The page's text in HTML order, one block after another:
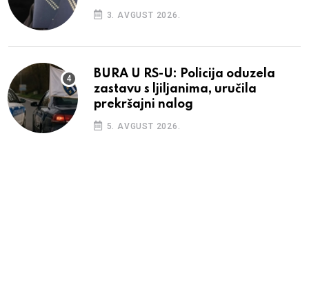
3. AVGUST 2026.
BURA U RS-U: Policija oduzela
zastavu s ljiljanima, uručila
prekršajni nalog
5. AVGUST 2026.